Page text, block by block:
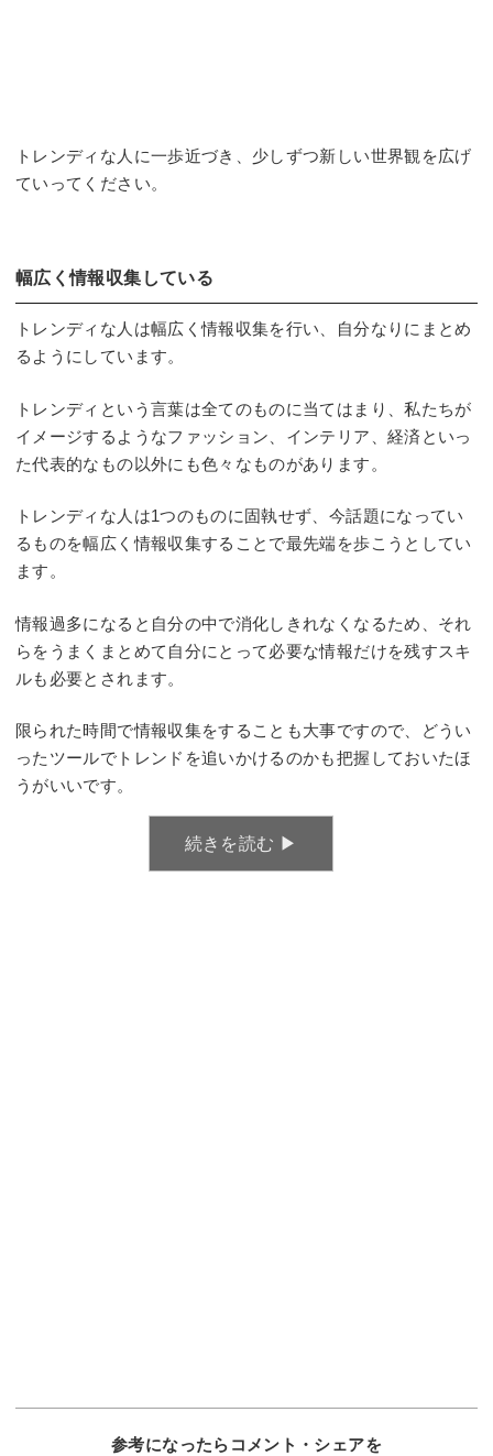
トレンディな人に一歩近づき、少しずつ新しい世界観を広げ
ていってください。
幅広く情報収集している
トレンディな人は幅広く情報収集を行い、自分なりにまとめ
るようにしています。
トレンディという言葉は全てのものに当てはまり、私たちが
イメージするようなファッション、インテリア、経済といっ
た代表的なもの以外にも色々なものがあります。
トレンディな人は1つのものに固執せず、今話題になってい
るものを幅広く情報収集することで最先端を歩こうとしてい
ます。
情報過多になると自分の中で消化しきれなくなるため、それ
らをうまくまとめて自分にとって必要な情報だけを残すスキ
ルも必要とされます。
限られた時間で情報収集をすることも大事ですので、どうい
ったツールでトレンドを追いかけるのかも把握しておいたほ
うがいいです。
続きを読む ▶︎
参考になったらコメント・シェアを